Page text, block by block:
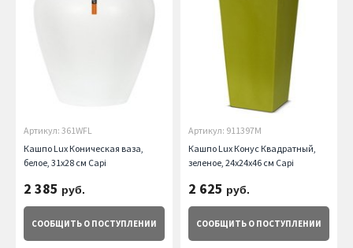
Артикул: 361WFL
Кашпо Lux Коническая ваза,
белое, 31х28 см Capi
2 385 руб.
СООБЩИТЬ О ПОСТУПЛЕНИИ
Артикул: 911397M
Кашпо Lux Конус Квадратный,
зеленое, 24x24x46 см Capi
2 625 руб.
СООБЩИТЬ О ПОСТУПЛЕНИИ